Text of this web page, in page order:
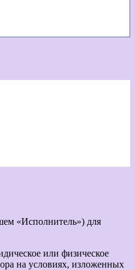
«Исполнитель») для
или физическое
на условиях, изложенных